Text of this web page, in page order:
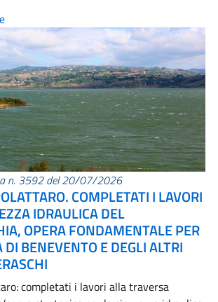
n. 3592 del 20/07/2026
COMPLETATI I LAVORI
IDRAULICA DEL
OPERA FONDAMENTALE PER
DI BENEVENTO E DEGLI ALTRI
completati i lavori alla traversa